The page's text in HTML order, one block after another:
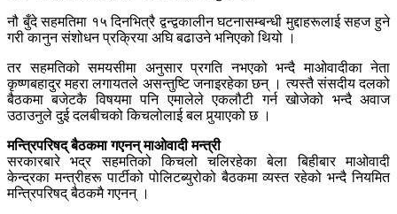
नौ बुँदे सहमतिमा १५ दिनभित्रै द्वन्द्वकालीन घटनासम्बन्धी मुद्दाहरूलाई सहज हुने
गरी कानुन संशोधन प्रक्रिया अघि बढाउने भनिएको थियो ।
तर सहमतिको समयसीमा अनुसार प्रगति नभएको भन्दै माओवादीका नेता
कृष्णबहादुर महरा लगायतले असन्तुष्टि जनाइरहेका छन् । त्यस्तै संसदीय दलको
बैठकमा बजेटकै विषयमा पनि एमालेले एकलौटी गर्न खोजेको भन्दै अवाज
उठाउनुले दुई दलबीचको किचलोलाई बल पुर्‍याएको छ ।
मन्त्रिपरिषद् बैठकमा गएनन् माओवादी मन्त्री
सरकारबारे भद्र सहमतिको किचलो चलिरहेका बेला बिहीबार माओवादी
केन्द्रका मन्त्रीहरू पार्टीको पोलिटब्युरोको बैठकमा व्यस्त रहेको भन्दै नियमित
मन्त्रिपरिषद् बैठकमै गएनन् ।